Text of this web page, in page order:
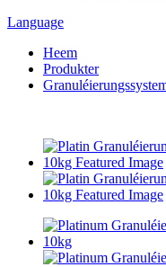
Language
Heem
Produkter